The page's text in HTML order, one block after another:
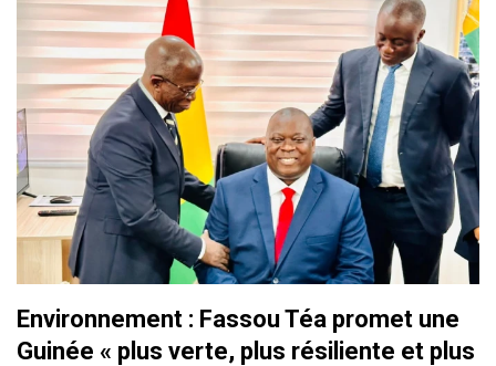
Environnement : Fassou Téa promet une
Guinée « plus verte, plus résiliente et plus